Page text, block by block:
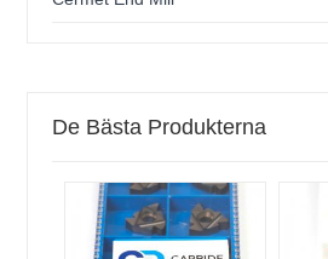
De Bästa Produkterna